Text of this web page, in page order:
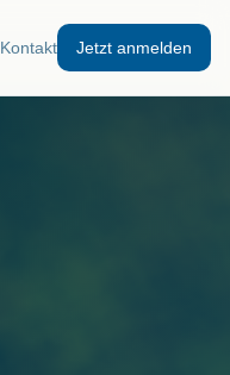
Kontakt Jetzt anmelden